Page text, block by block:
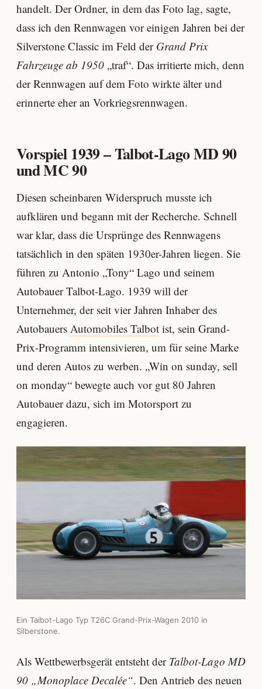
handelt. Der Ordner, in dem das Foto lag, sagte,
dass ich den Rennwagen vor einigen Jahren bei der
Silverstone Classic im Feld der Grand Prix
Fahrzeuge ab 1950 „traf“. Das irritierte mich, denn
der Rennwagen auf dem Foto wirkte älter und
erinnerte eher an Vorkriegsrennwagen.
Vorspiel 1939 – Talbot-Lago MD 90
und MC 90
Diesen scheinbaren Widerspruch musste ich
aufklären und begann mit der Recherche. Schnell
war klar, dass die Ursprünge des Rennwagens
tatsächlich in den späten 1930er-Jahren liegen. Sie
führen zu Antonio „Tony“ Lago und seinem
Autobauer Talbot-Lago. 1939 will der
Unternehmer, der seit vier Jahren Inhaber des
Autobauers Automobiles Talbot ist, sein Grand-
Prix-Programm intensivieren, um für seine Marke
und deren Autos zu werben. „Win on sunday, sell
on monday“ bewegte auch vor gut 80 Jahren
Autobauer dazu, sich im Motorsport zu
engagieren.
Ein Talbot-Lago Typ T26C Grand-Prix-Wagen 2010 in
Silberstone.
Als Wettbewerbsgerät entsteht der Talbot-Lago MD
90 „Monoplace Decalée“. Den Antrieb des neuen